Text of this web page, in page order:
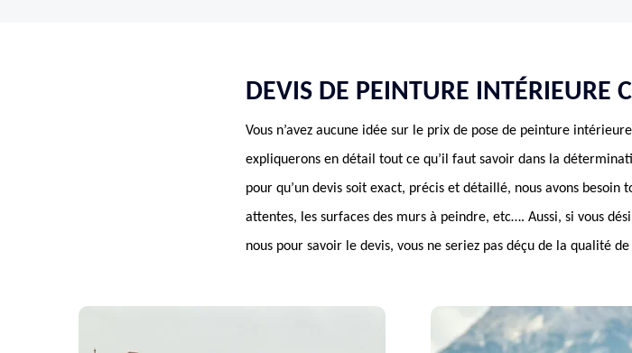
DEVIS DE PEINTURE INTÉRIEURE
Vous n’avez aucune idée sur le prix de pose de peinture
expliquerons en détail tout ce qu’il faut savoir dans la
pour qu’un devis soit exact, précis et détaillé, nous avons
attentes, les surfaces des murs à peindre, etc…. Aussi, si vous
nous pour savoir le devis, vous ne seriez pas déçu de la qualité de